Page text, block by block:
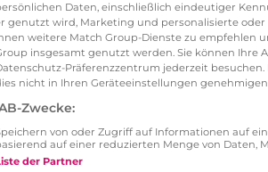
und der „Liebensteiner
Wassersport. Und was wäre
Sonnenuntergang das Wasser
Angebote zum Rodeln auf
Wer mag, startet vom Flugplatz
im Segelfliegen belegen und
warten lediglich ein paar
Daten, einschließlich eindeutiger
genutzt wird, Marketing und personalisierte
weitere Match Group-Dienste zu empfehlen
insgesamt genutzt werden. Sie können Ihre
Präferenzzentrum jederzeit
nicht in Ihren Geräteeinstellungen
Zwecke:
von oder Zugriff auf Informationen auf
auf einer reduzierten Menge von Daten,
der Partner